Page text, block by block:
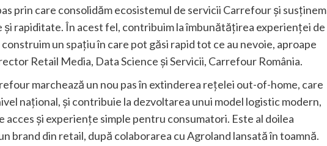
prin care consolidăm ecosistemul de servicii Carrefour și susținem
și rapiditate. În acest fel, contribuim la îmbunătățirea experienței de
un spațiu în care pot găsi rapid tot ce au nevoie, aproape
Retail Media, Data Science și Servicii, Carrefour România.
marchează un nou pas în extinderea rețelei out-of-home, care
național, și contribuie la dezvoltarea unui model logistic modern,
acces și experiențe simple pentru consumatori. Este al doilea
brand din retail, după colaborarea cu Agroland lansată în toamnă.